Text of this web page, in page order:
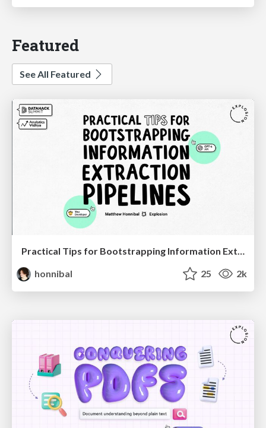
Featured
See All Featured
Practical Tips for Bootstrapping Information Extraction Pipelines
honnibal
25 2k